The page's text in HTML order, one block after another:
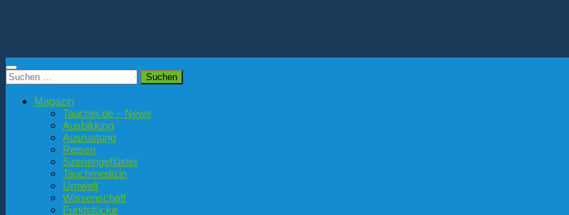
Suchen
nach:
Magazin
Taucher.de – News
Ausbildung
Ausrüstung
Reisen
Szenengeflüster
Tauchmedizin
Umwelt
Wissenschaft
Fundstücke